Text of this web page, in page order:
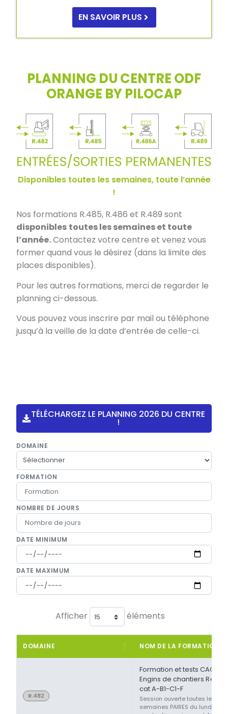
EN SAVOIR PLUS
PLANNING DU CENTRE ODF
ORANGE BY PILOCAP
Disponibles toutes les semaines, toute l’année
!
Nos formations R.485, R.486 et R.489 sont
disponibles toutes les semaines et toute
l’année.Contactez votre centre et venez vous
former quand vous le désirez (dans la limite des
places disponibles).
Pour les autres formations, merci de regarder le
planning ci-dessous.
Vous pouvez vous inscrire par mail ou téléphone
jusqu’à la veille de la date d’entrée de celle-ci.
TÉLÉCHARGEZ LE PLANNING 2026 DU CENTRE
!
DOMAINE
FORMATION
NOMBRE DE JOURS
DATE MINIMUM
DATE MAXIMUM
Afficher éléments
DOMAINE NOM DE LA FORMATION
R.482
Formation et tests CACES®
Engins de chantiers R482
cat A-B1-C1-F
Session ouverte toutes les
semaines PAIRES du lundi au